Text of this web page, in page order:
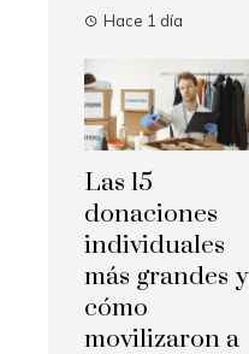
Hace 1 día
Las 15
donaciones
individuales
más grandes y
cómo
movilizaron a